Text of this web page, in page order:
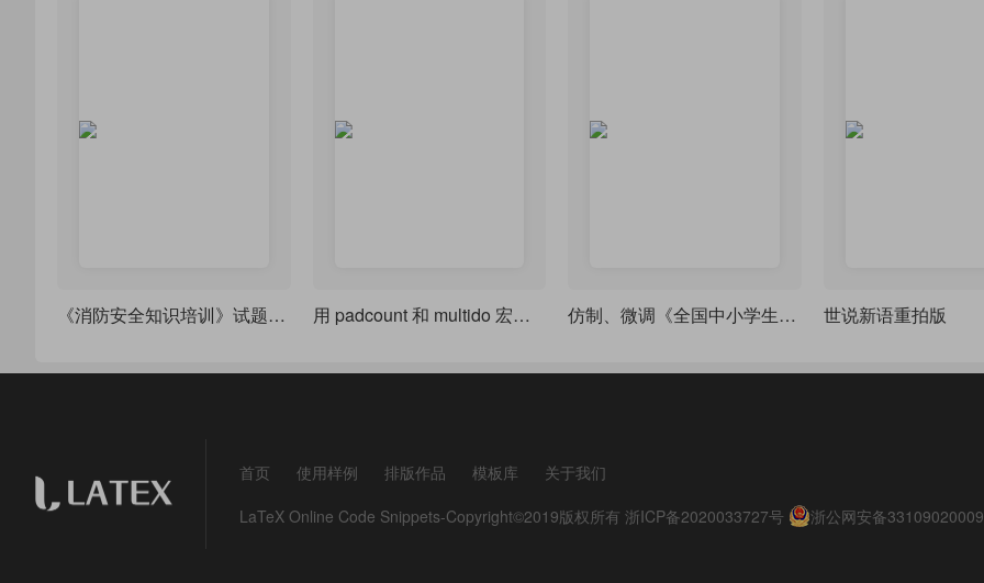
《消防安全知识培训》试题(用exam试卷文档类排版) 用 padcount 和 multido 宏包批量生成票据的数字 No. 编号 仿制、微调《全国中小学生学籍基础信息登记表》 世说新语重拍版
首页 使用样例 排版作品 模板库
关于我们
LaTeX Online Code Snippets-Copyright©2019版权所有 浙ICP备2020033727号 浙公网安备